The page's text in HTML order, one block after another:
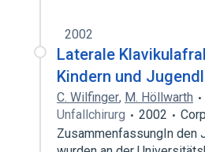
2002
Laterale
Kindern und
C. Wilfinger, M. Höllwarth
Unfallchirurg
2002
ZusammenfassungIn den